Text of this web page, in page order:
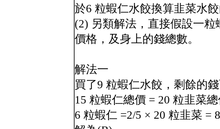
於6 粒蝦仁水餃換算韭菜水
(2) 另類解法，直接假設一
價格，及身上的錢總數。
解法一
買了9 粒蝦仁水餃，剩餘的
15 粒蝦仁總價 = 20 粒韭菜
6 粒蝦仁 =2/5 × 20 粒韭菜 =